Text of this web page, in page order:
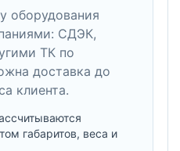
оборудования
СДЭК,
ТК по
доставка до
клиента.
габаритов, веса и